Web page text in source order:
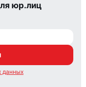
юр.лиц
данных